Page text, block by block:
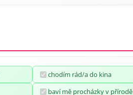
chodím rád/a do kina
baví mě procházky v přírodě